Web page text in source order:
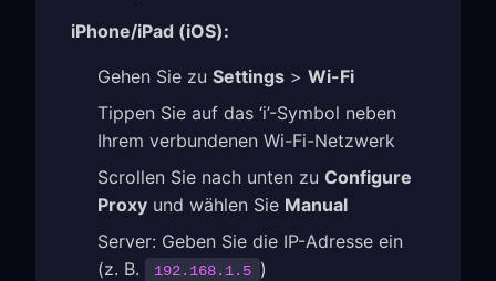
iPhone/iPad (iOS):
Gehen Sie zu Settings > Wi-Fi
Tippen Sie auf das ‘i’-Symbol neben
Ihrem verbundenen Wi-Fi-Netzwerk
Scrollen Sie nach unten zu Configure
Proxy und wählen Sie Manual
Server: Geben Sie die IP-Adresse ein
(z. B.
192.168.1.5 )